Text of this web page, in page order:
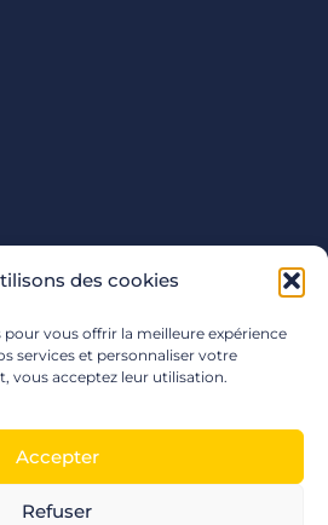
des cookies
vous offrir la meilleure expérience
services et personnaliser votre
vous acceptez leur utilisation.
Accepter
Refuser